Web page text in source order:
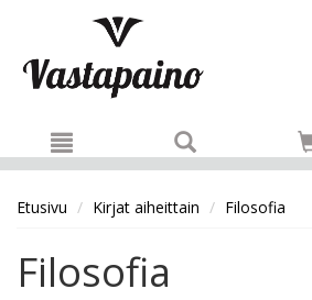
Etusivu Kirjat aiheittain Filosofia
Filosofia